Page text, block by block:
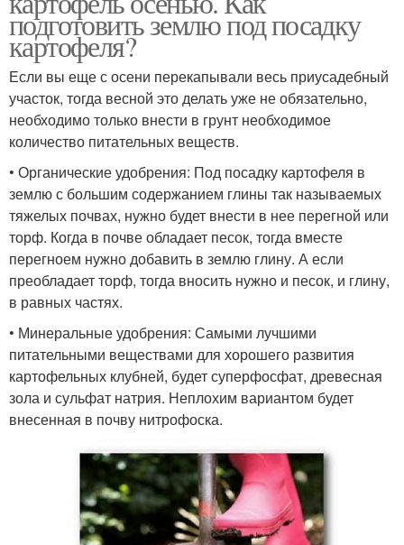
подготовить землю под посадку
картофеля?
Если вы еще с осени перекапывали весь приусадебный
участок, тогда весной это делать уже не обязательно,
необходимо только внести в грунт необходимое
количество питательных веществ.
• Органические удобрения: Под посадку картофеля в
землю с большим содержанием глины так называемых
тяжелых почвах, нужно будет внести в нее перегной или
торф. Когда в почве обладает песок, тогда вместе
перегноем нужно добавить в землю глину. А если
преобладает торф, тогда вносить нужно и песок, и глину,
в равных частях.
• Минеральные удобрения: Самыми лучшими
питательными веществами для хорошего развития
картофельных клубней, будет суперфосфат, древесная
зола и сульфат натрия. Неплохим вариантом будет
внесенная в почву нитрофоска.